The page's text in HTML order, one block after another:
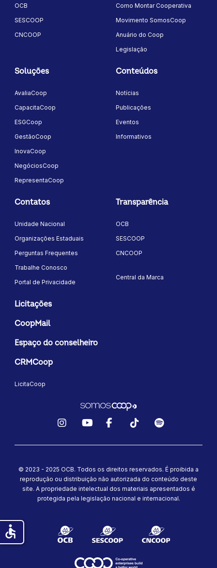
OCB
SESCOOP
CNCOOP
Como Montar Cooperativa
Movimento SomosCoop
Anuário do Coop
Legislação
Soluções
AvaliaCoop
CapacitaCoop
ESGCoop
GestãoCoop
InovaCoop
NegóciosCoop
RepresentaCoop
Conteúdos
Notícias
Publicações
Eventos
Informativos
Contatos
Unidade Nacional
Organizações Estaduais
Perguntas Frequentes
Trabalhe Conosco
Portal de Privacidade
Transparência
OCB
SESCOOP
CNCOOP
Central da Marca
Licitações
CoopMail
Espaço do conselheiro
CRMCoop
LicitaCoop
© 2023 - 2025 OCB. Todos os direitos reservados. É proibida a
reprodução ou distribuição não autorizada do conteúdo deste
site. A propriedade intelectual dos materiais apresentados é
protegida pela legislação nacional e internacional.
accessible